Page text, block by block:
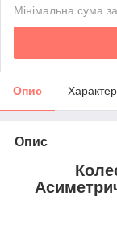
Мінімальна сума
Опис
Опис